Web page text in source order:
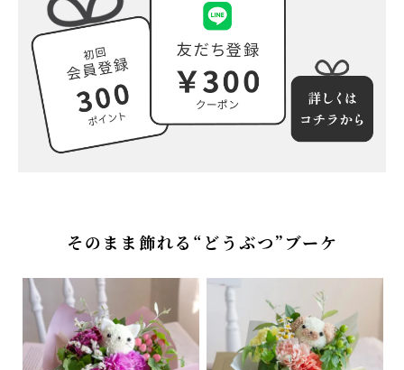
陶器アレンジ
すべての商品
Q&A (よくあるご質問)
ポイントプレゼントページ
ギフトラッピング
そのまま飾れる“どうぶつ”ブーケ